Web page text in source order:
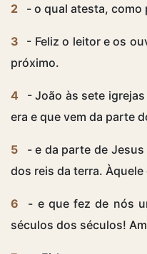
2 - o qual atesta, como
3
- Feliz o leitor e os
próximo.
4
- João às sete
era e que vem da parte
5
- e da parte de
dos reis da terra.
6
- e que fez de nós
séculos dos séculos!